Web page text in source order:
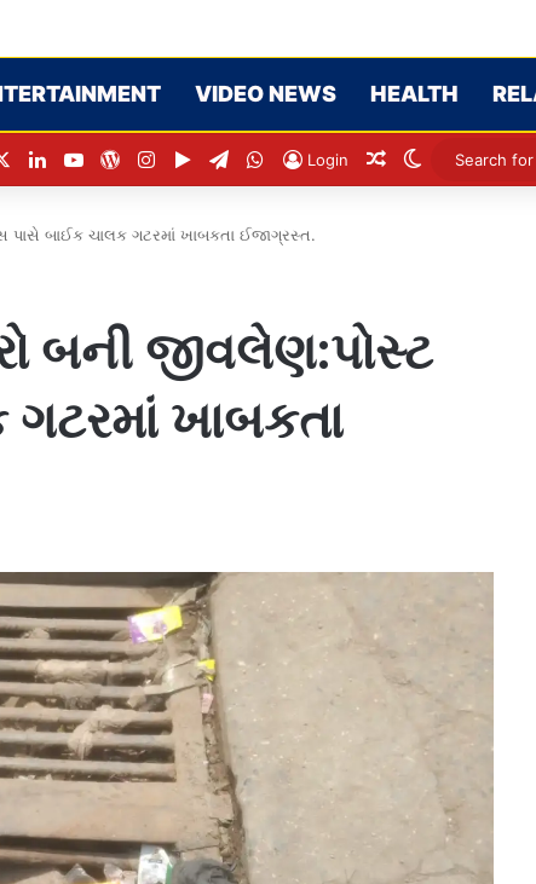
VIDEO NEWS HEALTH
LinkedInYouTubeWordPress
Instagram
Google Play
TelegramWhatsApp
Login Random Article
Switch skin
પાસે બાઈક ચાલક ગટરમાં ખાબકતા ઈજાગ્રસ્ત.
બની જીવલેણ:પોસ્ટ
ખાબકતા